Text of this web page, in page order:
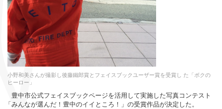
小野和美さんが撮影し後藤鐵郎賞とフェイスブックユーザー賞を受賞し た「ボクの
ヒーロー」
豊中市公式フェイスブックページを活用して実施した写真コンテスト
「みんなが選んだ！豊中のイイところ！」の受賞作品が決定した。